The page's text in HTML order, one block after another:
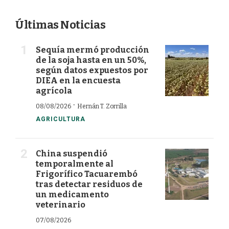
Últimas Noticias
Sequía mermó producción
de la soja hasta en un 50%,
según datos expuestos por
DIEA en la encuesta
agrícola
08/08/2026 · Hernán T. Zorrilla
AGRICULTURA
China suspendió
temporalmente al
Frigorífico Tacuarembó
tras detectar residuos de
un medicamento
veterinario
07/08/2026